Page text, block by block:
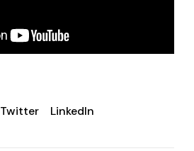
Twitter LinkedIn